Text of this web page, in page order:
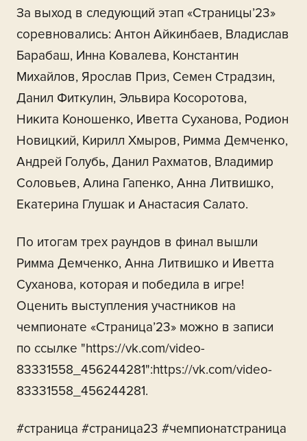
За выход в следующий этап «Страницы’23»
соревновались: Антон Айкинбаев, Владислав
Барабаш, Инна Ковалева, Константин
Михайлов, Ярослав Приз, Семен Страдзин,
Данил Фиткулин, Эльвира Косоротова,
Никита Коношенко, Иветта Суханова, Родион
Новицкий, Кирилл Хмыров, Римма Демченко,
Андрей Голубь, Данил Рахматов, Владимир
Соловьев, Алина Гапенко, Анна Литвишко,
Екатерина Глушак и Анастасия Салато.
По итогам трех раундов в финал вышли
Римма Демченко, Анна Литвишко и Иветта
Суханова, которая и победила в игре!
Оценить выступления участников на
чемпионате «Страница’23» можно в записи
по ссылке "https://vk.com/video-
83331558_456244281":https://vk.com/video-
83331558_456244281.
#страница #страница23 #чемпионатстраница